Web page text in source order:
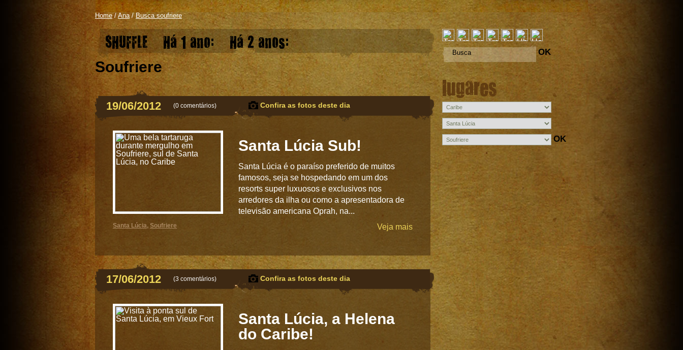
Home/ Ana/ Busca soufriere
OK
lugares
OK
SHUFFLE Há 1 ano: Há 2 anos:
Soufriere
19/06/2012 (0 comentários) Confira as fotos deste dia
Santa Lúcia Sub!
Santa Lúcia é o paraíso preferido de muitos
famosos, seja se hospedando em um dos
resorts super luxuosos e exclusivos nos
arredores da ilha ou como a apresentadora de
televisão americana Oprah, na...
Veja mais
Santa Lúcia, Soufriere
17/06/2012 (3 comentários) Confira as fotos deste dia
Santa Lúcia, a Helena
do Caribe!